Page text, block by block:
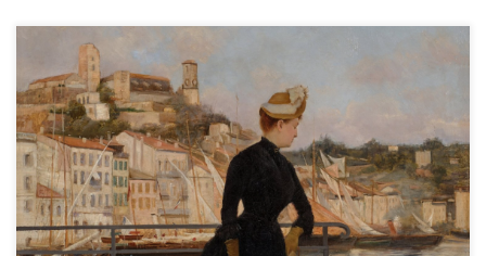
Jacqueline à Cannes (femme de l’artiste) signé, inscrit et daté en
bas à gauche : Gaston La Touche / Cannes […]